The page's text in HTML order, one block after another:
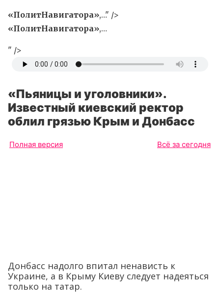
«ПолитНавигатора»,…" />
«ПолитНавигатора»,…
" />
«Пьяницы и уголовники».
Известный киевский ректор
облил грязью Крым и Донбасс
Полная версия Всё за сегодня
Донбасс надолго впитал ненависть к
Украине, а в Крыму Киеву следует надеяться
только на татар.